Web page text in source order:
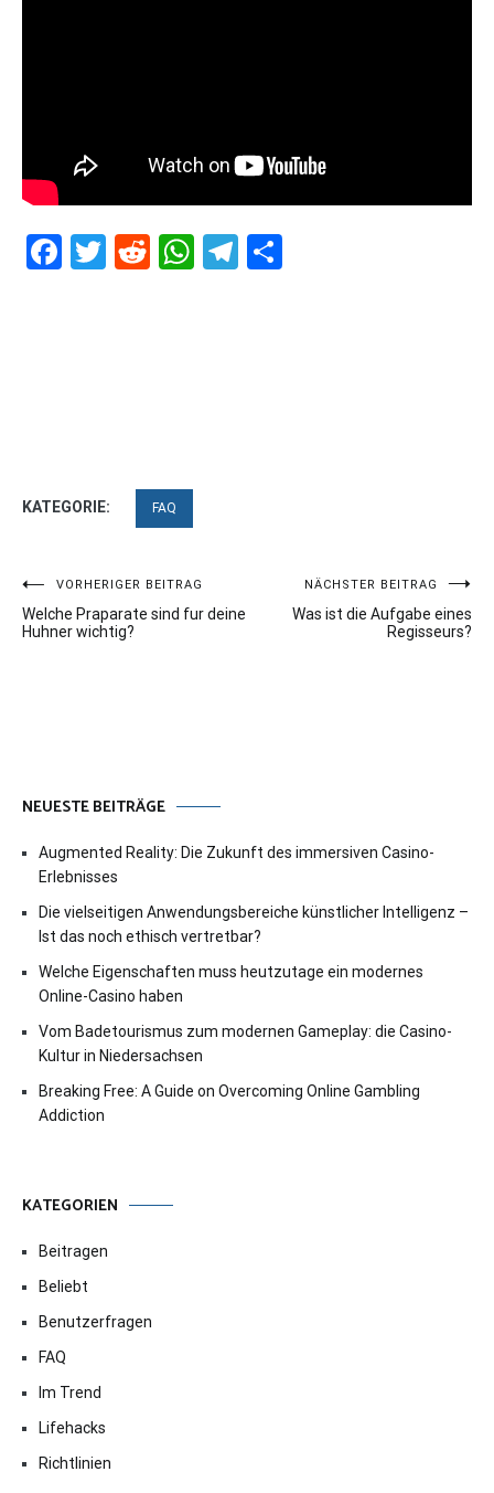
Facebook
Twitter
RedditWhatsApp
Telegram
KATEGORIE: FAQ
Beitragsnavigation
VORHERIGER BEITRAG
Welche Praparate sind fur deine
Huhner wichtig?
NÄCHSTER BEITRAG
Was ist die Aufgabe eines
Regisseurs?
NEUESTE BEITRÄGE
Augmented Reality: Die Zukunft des immersiven Casino-
Erlebnisses
Die vielseitigen Anwendungsbereiche künstlicher Intelligenz –
Ist das noch ethisch vertretbar?
Welche Eigenschaften muss heutzutage ein modernes
Online-Casino haben
Vom Badetourismus zum modernen Gameplay: die Casino-
Kultur in Niedersachsen
Breaking Free: A Guide on Overcoming Online Gambling
Addiction
KATEGORIEN
Beitragen
Beliebt
Benutzerfragen
FAQ
Im Trend
Lifehacks
Richtlinien